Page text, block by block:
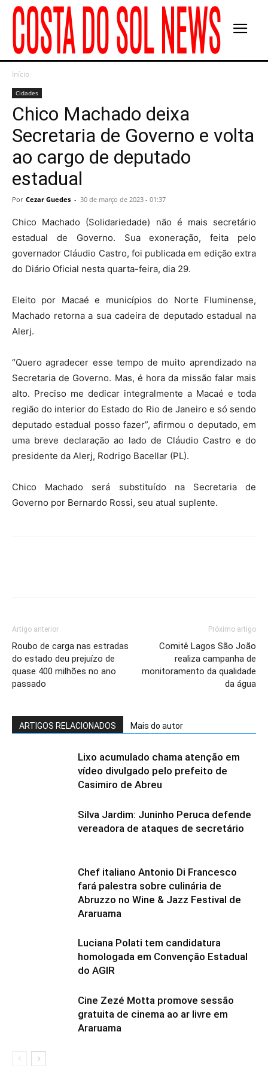
Início
Cidades
Chico Machado deixa
Secretaria de Governo e volta
ao cargo de deputado
estadual
Por Cezar Guedes - 30 de março de 2023 - 01:37
Chico Machado (Solidariedade) não é mais secretário
estadual de Governo. Sua exoneração, feita pelo
governador Cláudio Castro, foi publicada em edição extra
do Diário Oficial nesta quarta-feira, dia 29.
Eleito por Macaé e municípios do Norte Fluminense,
Machado retorna a sua cadeira de deputado estadual na
Alerj.
“Quero agradecer esse tempo de muito aprendizado na
Secretaria de Governo. Mas, é hora da missão falar mais
alto. Preciso me dedicar integralmente a Macaé e toda
região do interior do Estado do Rio de Janeiro e só sendo
deputado estadual posso fazer”, afirmou o deputado, em
uma breve declaração ao lado de Cláudio Castro e do
presidente da Alerj, Rodrigo Bacellar (PL).
Chico Machado será substituído na Secretaria de
Governo por Bernardo Rossi, seu atual suplente.
Artigo anterior
Roubo de carga nas estradas
do estado deu prejuízo de
quase 400 milhões no ano
passado
Próximo artigo
Comitê Lagos São João
realiza campanha de
monitoramento da qualidade
da água
ARTIGOS RELACIONADOS Mais do autor
Lixo acumulado chama atenção em
vídeo divulgado pelo prefeito de
Casimiro de Abreu
Silva Jardim: Juninho Peruca defende
vereadora de ataques de secretário
Chef italiano Antonio Di Francesco
fará palestra sobre culinária de
Abruzzo no Wine & Jazz Festival de
Araruama
Luciana Polati tem candidatura
homologada em Convenção Estadual
do AGIR
Cine Zezé Motta promove sessão
gratuita de cinema ao ar livre em
Araruama